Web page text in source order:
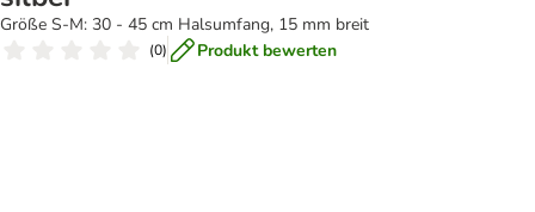
Größe S-M: 30 - 45 cm Halsumfang, 15 mm breit
(0) Produkt bewerten